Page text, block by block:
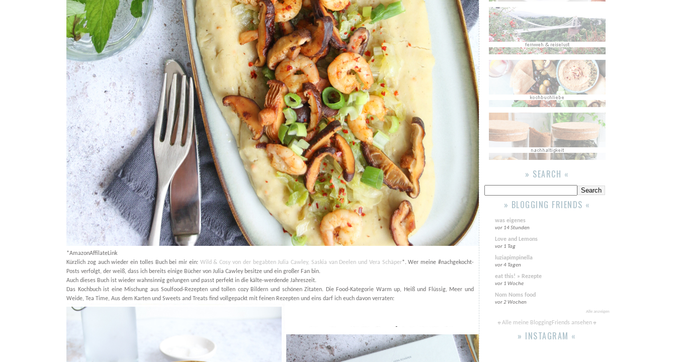
*AmazonAffilateLink
Kürzlich zog auch wieder ein tolles Buch bei mir ein: Wild & Cosy von der begabten Julia Cawley, Saskia van Deelen und Vera Schäper*. Wer meine #nachgekocht-
Posts verfolgt, der weiß, dass ich bereits einige Bücher von Julia Cawley besitze und ein großer Fan bin.
Auch dieses Buch ist wieder wahnsinnig gelungen und passt perfekt in die kälte-werdende Jahreszeit.
Das Kochbuch ist eine Mischung aus Soulfood-Rezepten und tollen cozy Bildern und schönen Zitaten. Die Food-Kategorie Warm up, Heiß und Flüssig, Meer und
Weide, Tea Time, Aus dem Karten und Sweets and Treats find vollgepackt mit feinen Rezepten und eins darf ich euch davon verraten:
» SEARCH «
» BLOGGING FRIENDS «
was eigenes
vor 14 Stunden
Love and Lemons
vor 1 Tag
luziapimpinella
vor 4 Tagen
eat this! » Rezepte
vor 1 Woche
Nom Noms food
vor 2 Wochen
Alle anzeigen
Alle meine BloggingFriends ansehen
» INSTAGRAM «